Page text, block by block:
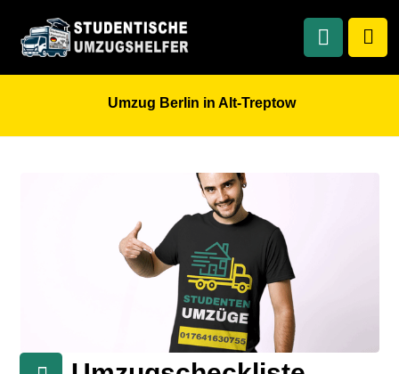
Umzug Berlin in Alt-Treptow